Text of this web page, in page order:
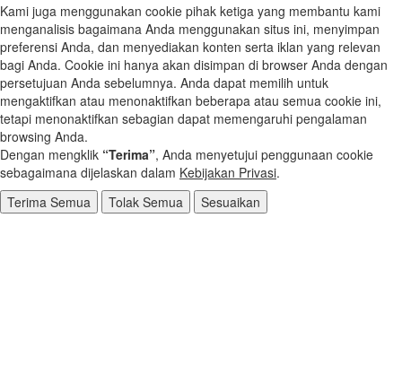
Kami juga menggunakan cookie pihak ketiga yang membantu kami
menganalisis bagaimana Anda menggunakan situs ini, menyimpan
preferensi Anda, dan menyediakan konten serta iklan yang relevan
bagi Anda. Cookie ini hanya akan disimpan di browser Anda dengan
persetujuan Anda sebelumnya. Anda dapat memilih untuk
mengaktifkan atau menonaktifkan beberapa atau semua cookie ini,
tetapi menonaktifkan sebagian dapat memengaruhi pengalaman
browsing Anda.
Dengan mengklik “Terima”, Anda menyetujui penggunaan cookie
sebagaimana dijelaskan dalam Kebijakan Privasi.
Terima Semua
Tolak Semua Sesuaikan